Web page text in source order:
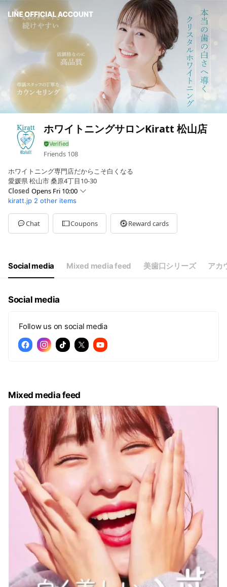
ホワイトニングサロンKiratt 松山店
Friends 108
ホワイトニング専門店だからこそ白くなる
愛媛県 松山市 桑原4丁目10-30
Closed Opens Fri 10:00
Sun10:00 - 20:00
Mon10:00 - 20:00
Tue10:00 - 20:00
Wed10:00 - 20:00
10:00 - 20:00
【定休日】不定休
kiratt.jp 2 other items
Chat Coupons Reward cards
Social media Mixed media feed 美歯口シリーズ アカ
Social media
Follow us on social media
Mixed media feed